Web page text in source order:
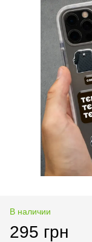
В наличии
295 грн